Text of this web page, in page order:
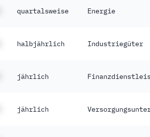
quartalsweise Energie
halbjährlich Industriegüter
jährlich
jährlich